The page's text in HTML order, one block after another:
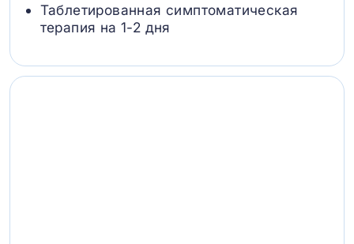
Таблетированная симптоматическая
терапия на 1-2 дня